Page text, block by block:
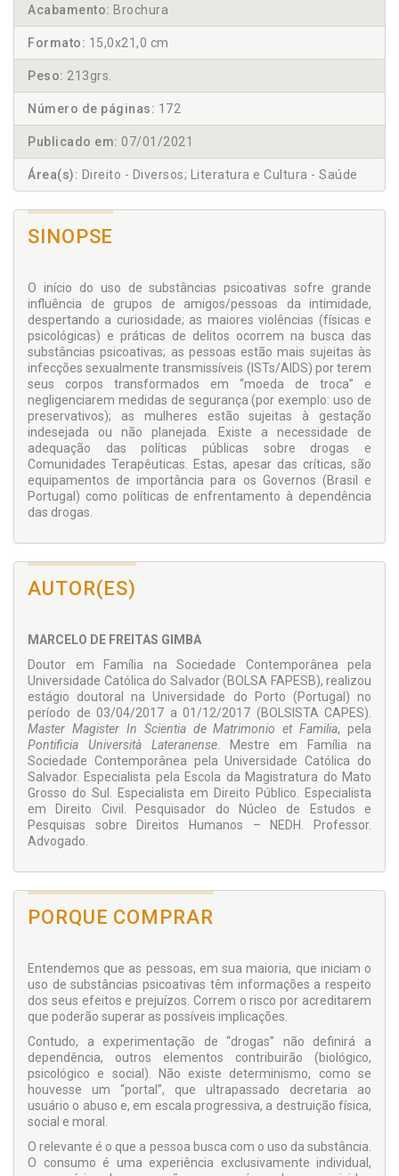
Acabamento: Brochura
Formato: 15,0x21,0 cm
Peso: 213grs.
Número de páginas: 172
Publicado em: 07/01/2021
Área(s): Direito - Diversos; Literatura e Cultura - Saúde
SINOPSE
O início do uso de substâncias psicoativas sofre grande
influência de grupos de amigos/pessoas da intimidade,
despertando a curiosidade; as maiores violências (físicas e
psicológicas) e práticas de delitos ocorrem na busca das
substâncias psicoativas; as pessoas estão mais sujeitas às
infecções sexualmente transmissíveis (ISTs/AIDS) por terem
seus corpos transformados em “moeda de troca” e
negligenciarem medidas de segurança (por exemplo: uso de
preservativos); as mulheres estão sujeitas à gestação
indesejada ou não planejada. Existe a necessidade de
adequação das políticas públicas sobre drogas e
Comunidades Terapêuticas. Estas, apesar das críticas, são
equipamentos de importância para os Governos (Brasil e
Portugal) como políticas de enfrentamento à dependência
das drogas.
AUTOR(ES)
MARCELO DE FREITAS GIMBA
Doutor em Família na Sociedade Contemporânea pela
Universidade Católica do Salvador (BOLSA FAPESB), realizou
estágio doutoral na Universidade do Porto (Portugal) no
período de 03/04/2017 a 01/12/2017 (BOLSISTA CAPES).
Master Magister In Scientia de Matrimonio et Familia, pela
Pontificia Università Lateranense. Mestre em Família na
Sociedade Contemporânea pela Universidade Católica do
Salvador. Especialista pela Escola da Magistratura do Mato
Grosso do Sul. Especialista em Direito Público. Especialista
em Direito Civil. Pesquisador do Núcleo de Estudos e
Pesquisas sobre Direitos Humanos – NEDH. Professor.
Advogado.
PORQUE COMPRAR
Entendemos que as pessoas, em sua maioria, que iniciam o
uso de substâncias psicoativas têm informações a respeito
dos seus efeitos e prejuízos. Correm o risco por acreditarem
que poderão superar as possíveis implicações.
Contudo, a experimentação de “drogas” não definirá a
dependência, outros elementos contribuirão (biológico,
psicológico e social). Não existe determinismo, como se
houvesse um “portal”, que ultrapassado decretaria ao
usuário o abuso e, em escala progressiva, a destruição física,
social e moral.
O relevante é o que a pessoa busca com o uso da substância.
O consumo é uma experiência exclusivamente individual,